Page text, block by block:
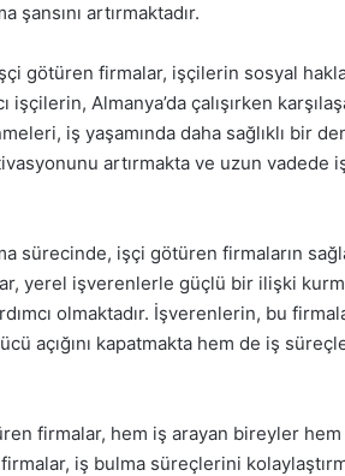
şansını artırmaktadır.
götüren firmalar, işçilerin sosyal
işçilerin, Almanya’da çalışırken
iş yaşamında daha sağlıklı bir
artırmakta ve uzun vadede
sürecinde, işçi götüren firmaların
yerel işverenlerle güçlü bir ilişki
olmaktadır. İşverenlerin, bu
açığını kapatmakta hem de iş
firmalar, hem iş arayan bireyler
iş bulma süreçlerini